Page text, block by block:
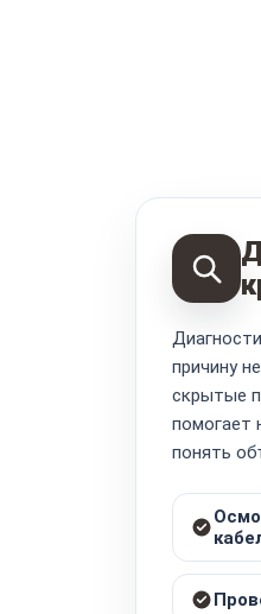
причину
скрытые
помогает
понять